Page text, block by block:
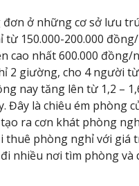
đơn ở những cơ sở lưu
từ 150.000-200.000
cao nhất 600.000 đồng/
2 giường, cho 4 người từ
nay tăng lên từ 1,2 –
Đây là chiêu ém phòng
ra cơn khát phòng
thuê phòng nghỉ với giá
nhiều nơi tìm phòng và